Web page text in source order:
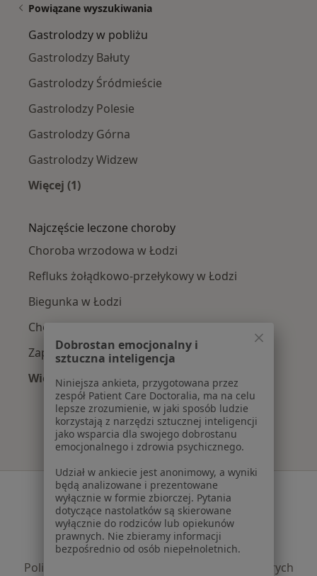
Powiązane wyszukiwania
Gastrolodzy w pobliżu
Gastrolodzy Bałuty
Gastrolodzy Śródmieście
Gastrolodzy Polesie
Gastrolodzy Górna
Gastrolodzy Widzew
Więcej (1)
Najczęście leczone choroby
Choroba wrzodowa w Łodzi
Refluks żołądkowo-przełykowy w Łodzi
Biegunka w Łodzi
Choroby przewodu pokarmowego w Łodzi
Zaparcia w Łodzi
Więcej (15)
Więcej w kategorii: Najczęście leczone
Serwis
Regulamin
Polityka prywatności pacjentów
Polityka prywatności profesjonalistów
Polityka prywatności dla profesjonalistów, których
Dobrostan emocjonalny i
sztuczna inteligencja
Niniejsza ankieta, przygotowana przez
zespół Patient Care Doctoralia, ma na celu
lepsze zrozumienie, w jaki sposób ludzie
korzystają z narzędzi sztucznej inteligencji
jako wsparcia dla swojego dobrostanu
emocjonalnego i zdrowia psychicznego.
Udział w ankiecie jest anonimowy, a wyniki
będą analizowane i prezentowane
wyłącznie w formie zbiorczej. Pytania
dotyczące nastolatków są skierowane
wyłącznie do rodziców lub opiekunów
prawnych. Nie zbieramy informacji
bezpośrednio od osób niepełnoletnich.